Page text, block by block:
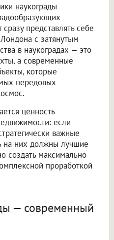
наукограды
представлять себе
с затянутым
в наукоградах — это
а современные
которые
передовых
ценность
если
важные
на них должны лучшие
создать максимально
проработкой
— современный